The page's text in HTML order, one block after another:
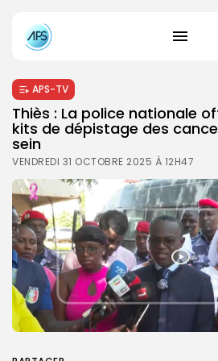
APS-TV
Thiès : La police nationale
kits de dépistage des
sein
VENDREDI 31 OCTOBRE 2025 À 12H47